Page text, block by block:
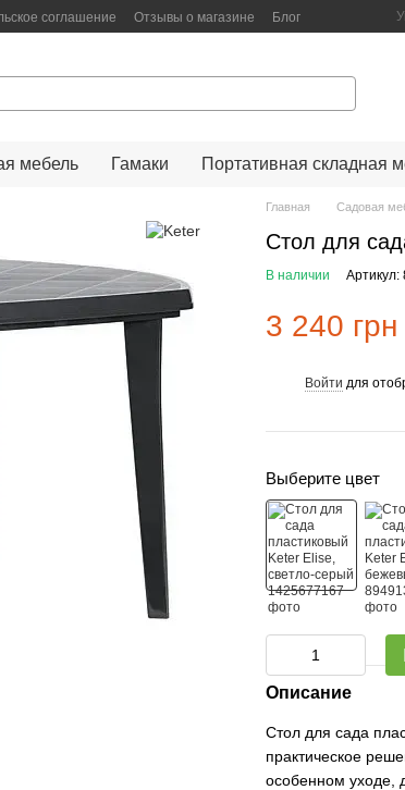
соглашение Отзывы о магазине Блог
мебель Гамаки Портативная складная
Главная Садовая
Стол для
В наличии Артикул:
3 240 грн
Войти для
Выберите цвет
Описание
Стол для сада
практическое
особенном уходе,